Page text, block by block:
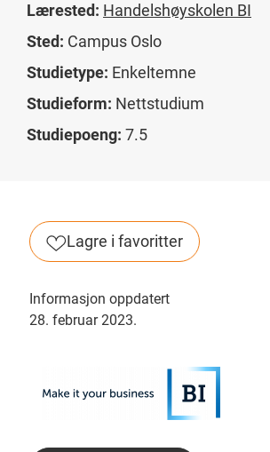
Lærested: Handelshøyskolen BI
Sted: Campus Oslo
Studietype: Enkeltemne
Studieform: Nettstudium
Studiepoeng: 7.5
Lagre i favoritter
Informasjon oppdatert
28. februar 2023.